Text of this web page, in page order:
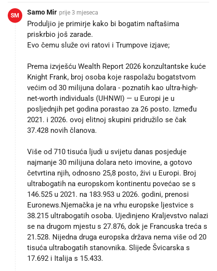
SM Samo Mir prije 3 mjeseca
Produljio je primirje kako bi bogatim naftašima
priskrbio još zarade.
Evo čemu služe ovi ratovi i Trumpove izjave;
Prema izvješću Wealth Report 2026 konzultantske kuće
Knight Frank, broj osoba koje raspolažu bogatstvom
većim od 30 milijuna dolara - poznatih kao ultra-high-
net-worth individuals (UHNWI) — u Europi je u
posljednjih pet godina porastao za 26 posto. Između
2021. i 2026. ovoj elitnoj skupini pridružilo se čak
37.428 novih članova.
Više od 710 tisuća ljudi u svijetu danas posjeduje
najmanje 30 milijuna dolara neto imovine, a gotovo
četvrtina njih, odnosno 25,8 posto, živi u Europi. Broj
ultrabogatih na europskom kontinentu povećao se s
146.525 u 2021. na 183.953 u 2026. godini, prenosi
Euronews.Njemačka je na vrhu europske ljestvice s
38.215 ultrabogatih osoba. Ujedinjeno Kraljevstvo nalazi
se na drugom mjestu s 27.876, dok je Francuska treća s
21.528. Nijedna druga europska država nema više od 20
tisuća ultrabogatih stanovnika. Slijede Švicarska s
17.692 i Italija s 15.433.